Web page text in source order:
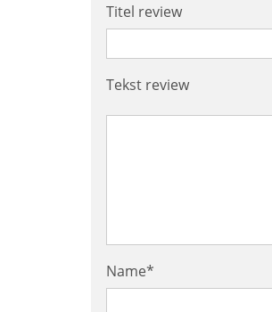
Titel review
Tekst review
Name*